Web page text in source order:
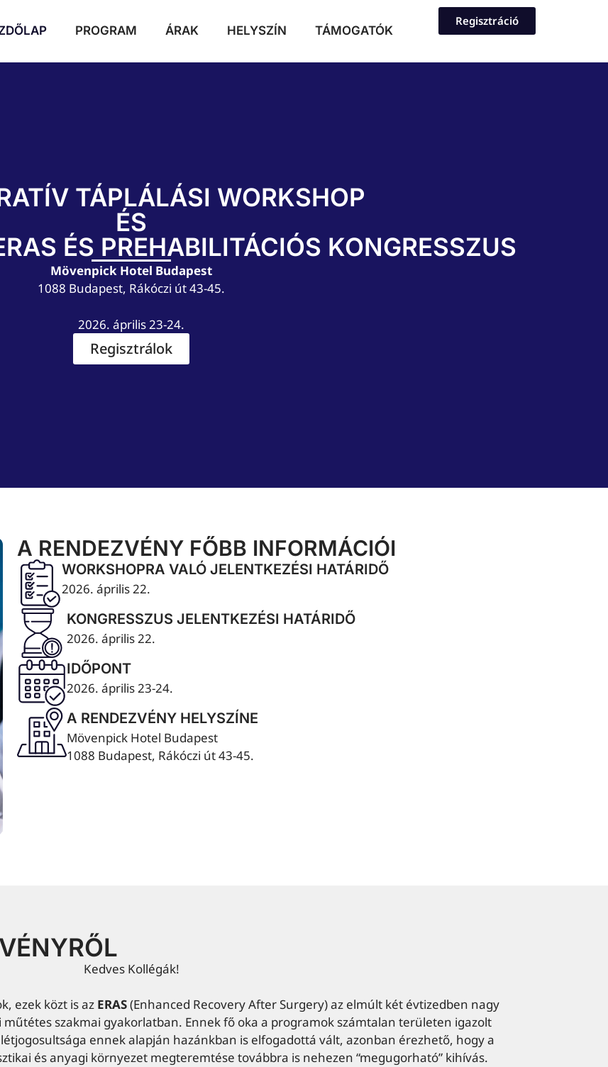
PROGRAM ÁRAK HELYSZÍN TÁMOGATÓK
Regisztráció
TÁPLÁLÁSI WORKSHOP
ÉS
ÉS PREHABILITÁCIÓS KONGRESSZUS
Mövenpick Hotel Budapest
1088 Budapest, Rákóczi út 43-45.
2026. április 23-24.
Regisztrálok
A RENDEZVÉNY FŐBB INFORMÁCIÓI
WORKSHOPRA VALÓ JELENTKEZÉSI HATÁRIDŐ
2026. április 22.
KONGRESSZUS JELENTKEZÉSI HATÁRIDŐ
2026. április 22.
IDŐPONT
2026. április 23-24.
A RENDEZVÉNY HELYSZÍNE
Mövenpick Hotel Budapest
1088 Budapest, Rákóczi út 43-45.
Kedves Kollégák!
ezek közt is az ERAS(Enhanced Recovery After Surgery) az elmúlt két évtizedben nagy
szakmai gyakorlatban. Ennek fő oka a programok számtalan területen igazolt
ennek alapján hazánkban is elfogadottá vált, azonban érezhető, hogy a
és anyagi környezet megteremtése továbbra is nehezen “megugorható” kihívás.